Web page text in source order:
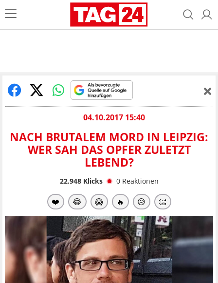
04.10.2017 15:40
NACH BRUTALEM MORD IN LEIPZIG:
WER SAH DAS OPFER ZULETZT
LEBEND?
22.948Klicks 0 Reaktionen
❤️ 😂 😱 🔥 😥 👏